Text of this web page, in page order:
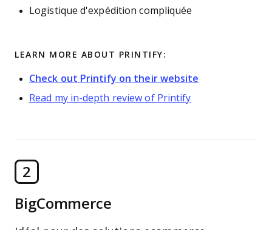
Logistique d'expédition compliquée
LEARN MORE ABOUT PRINTIFY:
Check out Printify on their website
Read my in-depth review of Printify
2
BigCommerce